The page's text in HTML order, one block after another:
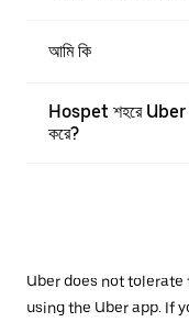
আমি কি
Hospet শহরে Uber
করে?
Uber does not tolerate
using the Uber app. If